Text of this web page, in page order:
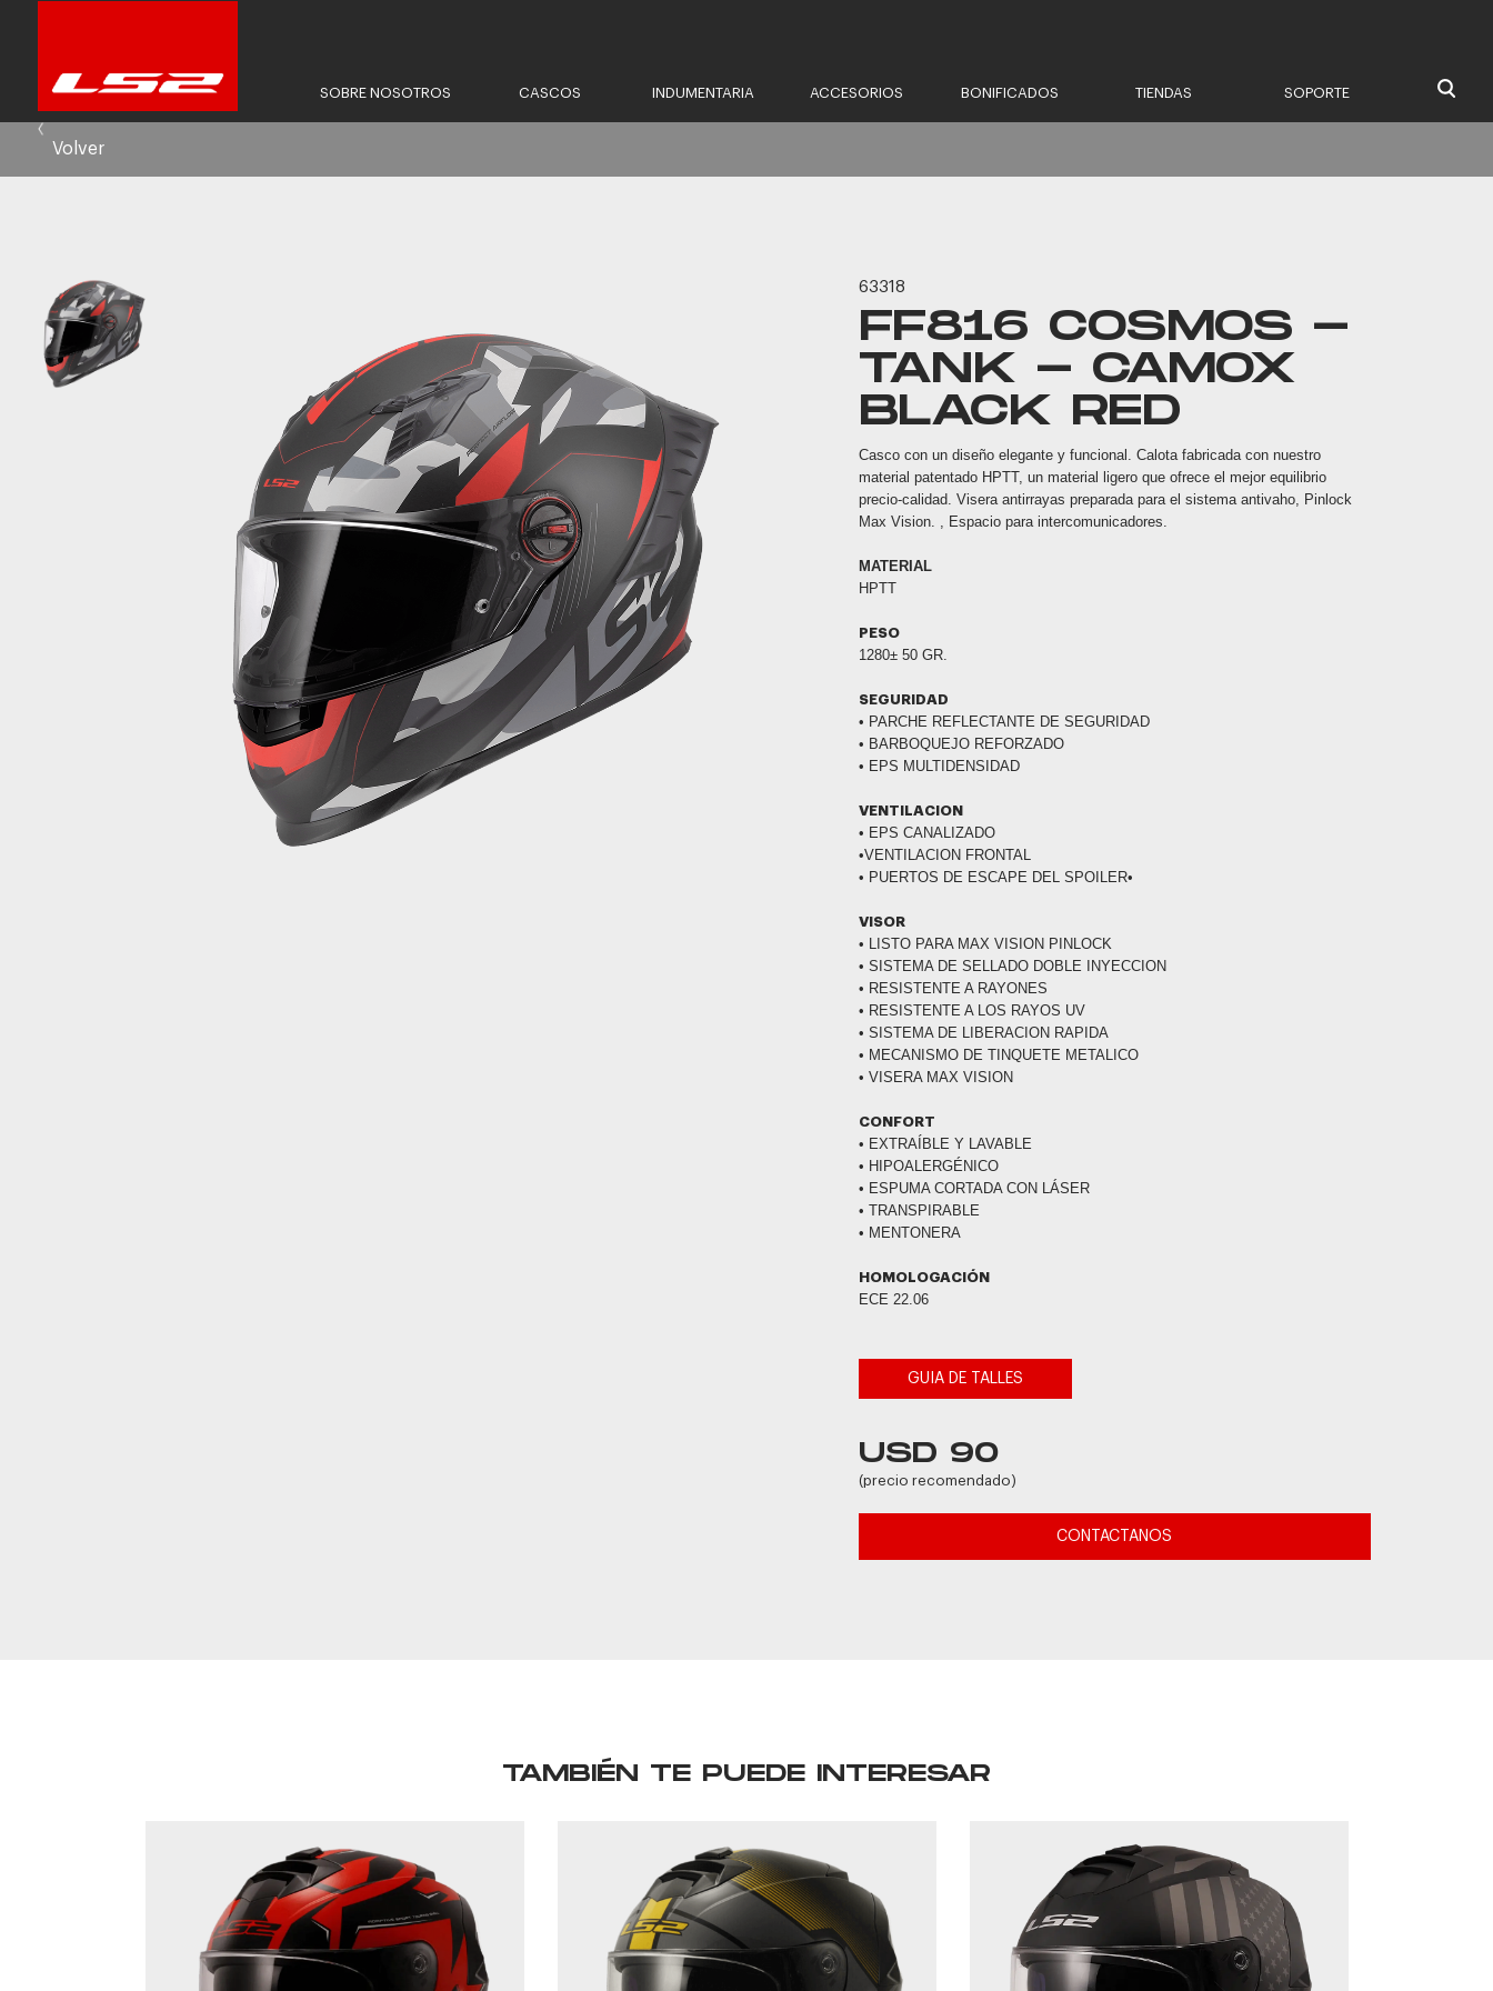
SOBRE NOSOTROS CASCOS INDUMENTARIA ACCESORIOS BONIFICADOS TIENDAS SOPORTE
Volver
63318
FF816 COSMOS -
TANK - CAMOX
BLACK RED
Casco con un diseño elegante y funcional. Calota fabricada con nuestro
material patentado HPTT, un material ligero que ofrece el mejor equilibrio
precio-calidad. Visera antirrayas preparada para el sistema antivaho, Pinlock
Max Vision. , Espacio para intercomunicadores.
MATERIAL
HPTT
PESO
1280± 50 GR.
SEGURIDAD
• PARCHE REFLECTANTE DE SEGURIDAD
• BARBOQUEJO REFORZADO
• EPS MULTIDENSIDAD
VENTILACION
• EPS CANALIZADO
•VENTILACION FRONTAL
• PUERTOS DE ESCAPE DEL SPOILER•
VISOR
• LISTO PARA MAX VISION PINLOCK
• SISTEMA DE SELLADO DOBLE INYECCION
• RESISTENTE A RAYONES
• RESISTENTE A LOS RAYOS UV
• SISTEMA DE LIBERACION RAPIDA
• MECANISMO DE TINQUETE METALICO
• VISERA MAX VISION
CONFORT
• EXTRAÍBLE Y LAVABLE
• HIPOALERGÉNICO
• ESPUMA CORTADA CON LÁSER
• TRANSPIRABLE
• MENTONERA
HOMOLOGACIÓN
ECE 22.06
GUIA DE TALLES
USD 90
(precio recomendado)
CONTACTANOS
TAMBIÉN TE PUEDE INTERESAR